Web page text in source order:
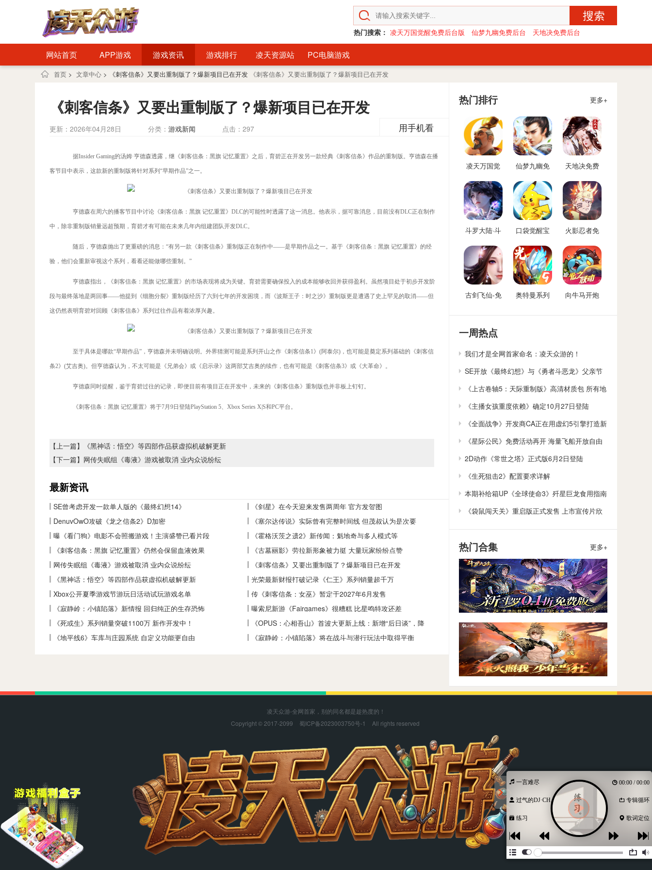
热门搜索： 凌天万国觉醒免费后台版 仙梦九幽免费后台 天地决免费后台
网站首页 APP游戏 游戏资讯 游戏排行 凌天资源站 PC电脑游戏
首页 > 文章中心 > 《刺客信条》又要出重制版了？爆新项目已在开发 《刺客信条》又要出重制版了？爆新项目已在开发
《刺客信条》又要出重制版了？爆新项目已在开发
更新：2026年04月28日 分类： 游戏新闻 点击： 297 用手机看
据Insider Gaming的汤姆·亨德森透露，继《刺客信条：黑旗 记忆重置》之后，育碧正在开发另一款经典《刺客信条》作品的重制版。亨德森在播
客节目中表示，这款新的重制版将针对系列“早期作品”之一。
亨德森在周六的播客节目中讨论《刺客信条：黑旗 记忆重置》DLC的可能性时透露了这一消息。他表示，据可靠消息，目前没有DLC正在制作
中，除非重制版销量远超预期，育碧才有可能在未来几年内组建团队开发DLC。
随后，亨德森抛出了更重磅的消息：“有另一款《刺客信条》重制版正在制作中——是早期作品之一。基于《刺客信条：黑旗 记忆重置》的经
验，他们会重新审视这个系列，看看还能做哪些重制。”
亨德森指出，《刺客信条：黑旗 记忆重置》的市场表现将成为关键。育碧需要确保投入的成本能够收回并获得盈利。虽然项目处于初步开发阶
段与最终落地是两回事——他提到《细胞分裂》重制版经历了六到七年的开发困境，而《波斯王子：时之沙》重制版更是遭遇了史上罕见的取消——但
这仍然表明育碧对回顾《刺客信条》系列过往作品有着浓厚兴趣。
至于具体是哪款“早期作品”，亨德森并未明确说明。外界猜测可能是系列开山之作《刺客信条1》(阿泰尔)，也可能是奠定系列基础的《刺客信
条2》(艾吉奥)。但亨德森认为，不太可能是《兄弟会》或《启示录》这两部艾吉奥的续作，也有可能是《刺客信条3》或《大革命》。
亨德森同时提醒，鉴于育碧过往的记录，即便目前有项目正在开发中，未来的《刺客信条》重制版也并非板上钉钉。
《刺客信条：黑旗 记忆重置》将于7月9日登陆PlayStation 5、Xbox Series X|S和PC平台。
【上一篇】
《黑神话：悟空》等四部作品获虚拟机破解更新
【下一篇】 网传失眠组《毒液》游戏被取消 业内众说纷纭
最新资讯
SE曾考虑开发一款单人版的《最终幻想14》
《剑星》在今天迎来发售两周年 官方发贺图
DenuvOwO攻破《龙之信条2》D加密
《塞尔达传说》实际曾有完整时间线 但茂叔认为是次要
曝《看门狗》电影不会照搬游戏！主演盛赞已看片段
《霍格沃茨之遗2》新传闻：魁地奇与多人模式等
《刺客信条：黑旗 记忆重置》仍然会保留血液效果
《古墓丽影》劳拉新形象被力挺 大量玩家纷纷点赞
网传失眠组《毒液》游戏被取消 业内众说纷纭
《刺客信条》又要出重制版了？爆新项目已在开发
《黑神话：悟空》等四部作品获虚拟机破解更新
光荣最新财报打破记录《仁王》系列销量超千万
Xbox公开夏季游戏节游玩日活动试玩游戏名单
传《刺客信条：女巫》暂定于2027年6月发售
《寂静岭：小镇陷落》新情报 回归纯正的生存恐怖
曝索尼新游《Fairgames》很糟糕 比星鸣特攻还差
《死或生》系列销量突破1100万 新作开发中！
《OPUS：心相吾山》首波大更新上线：新增“后日谈”，降
《地平线6》车库与庄园系统 自定义功能更自由
《寂静岭：小镇陷落》将在战斗与潜行玩法中取得平衡
热门排行 更多+
凌天万国觉
版
仙梦九幽免
天地决免费
斗罗大陆·斗
后台版
口袋觉醒宝
费后台
火影忍者免
古剑飞仙-免
奥特曼系列
后台
向牛马开炮
向僵尸开炮
一周热点
我们才是全网首家命名：凌天众游的！
SE开放《最终幻想》与《勇者斗恶龙》父亲节
贺卡下载
《上古卷轴5：天际重制版》高清材质包 所有地
貌大修
《主播女孩重度依赖》确定10月27日登陆
Switch
《全面战争》开发商CA正在用虚幻5引擎打造新
作
《星际公民》免费活动再开 海量飞船开放自由
体验
2D动作《常世之塔》正式版6月2日登陆
Steam/Switch
《生死狙击2》配置要求详解
本期补给箱UP《全球使命3》歼星巨龙食用指南
《袋鼠闯天关》重启版正式发售 上市宣传片欣
赏
热门合集 更多+
凌天众游-全网首家，别的同名都是趁热度的！
Copyright © 2017-2099
蜀ICP备2023003750号-1 All rights reserved
一言难尽 00:00 / 00:00
过气的DJ·CH... 专辑循环
练习 歌词定位